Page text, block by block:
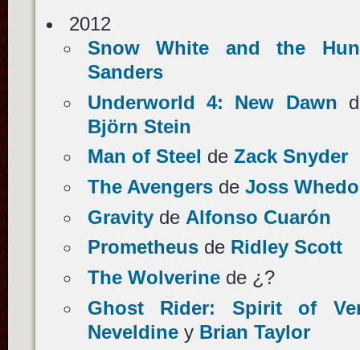
2012
Snow White and the
Sanders
Underworld 4: New Dawn
Björn Stein
Man of Steel de Zack Snyder
The Avengersde Joss
Gravityde Alfonso Cuarón
Prometheusde Ridley Scott
The Wolverinede ¿?
Ghost Rider: Spirit of
Neveldiney Brian Taylor